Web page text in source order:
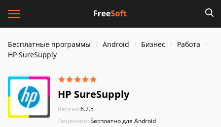
Бесплатные программы Android Бизнес
Работа
HP SureSupply
HP SureSupply
Версия:6.2.5
Лицензия: Бесплатно для Android